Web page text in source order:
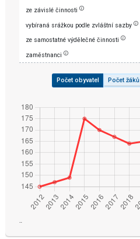
ze závislé činnosti
vybíraná srážkou podle zvláštní sazby
ze samostatné výdělečné činnosti
zaměstnanci
Počet obyvatel Počet žáků
¨